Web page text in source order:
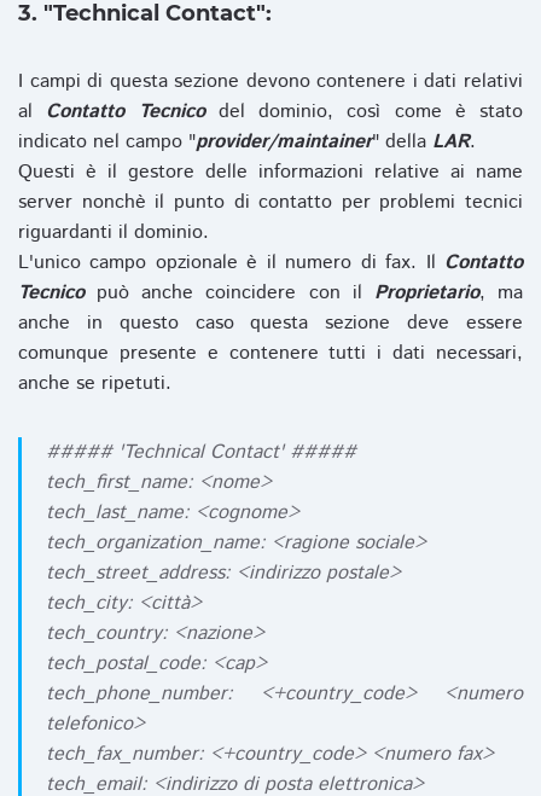
3. "Technical Contact":
I campi di questa sezione devono contenere i dati relativi
al Contatto Tecnicodel dominio, così come è stato
indicato nel campo "provider/maintainer" della LAR.
Questi è il gestore delle informazioni relative ai name
server nonchè il punto di contatto per problemi tecnici
riguardanti il dominio.
L'unico campo opzionale è il numero di fax. Il Contatto
Tecnicopuò anche coincidere con il Proprietario, ma
anche in questo caso questa sezione deve essere
comunque presente e contenere tutti i dati necessari,
anche se ripetuti.
##### 'Technical Contact' #####
tech_first_name: <nome>
tech_last_name: <cognome>
tech_organization_name: <ragione sociale>
tech_street_address: <indirizzo postale>
tech_city: <città>
tech_country: <nazione>
tech_postal_code: <cap>
tech_phone_number: <+country_code> <numero
telefonico>
tech_fax_number: <+country_code> <numero fax>
tech_email: <indirizzo di posta elettronica>